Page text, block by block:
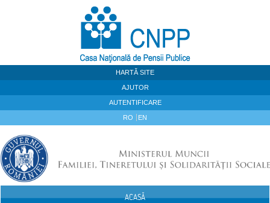
HARTĂ SITE
AJUTOR
AUTENTIFICARE
RO EN
ACASĂ